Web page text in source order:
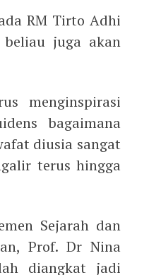
RM Tirto Adhi
beliau juga akan
menginspirasi
bagaimana
diusia sangat
terus hingga
Sejarah dan
Prof. Dr Nina
diangkat jadi